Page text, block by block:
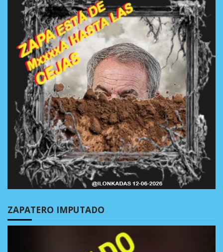
ZAPATERO IMPUTADO